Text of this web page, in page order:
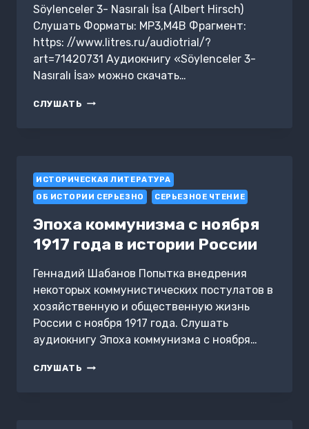
Söylenceler 3- Nasıralı İsa (Albert Hirsch)
Слушать Форматы: MP3,M4B Фрагмент:
https: //www.litres.ru/audiotrial/?
art=71420731 Аудиокнигу «Söylenceler 3-
Nasıralı İsa» можно скачать…
СЛУШАТЬ SÖYLENCELER
ИСТОРИЧЕСКАЯ ЛИТЕРАТУРА
ОБ ИСТОРИИ СЕРЬЕЗНО
СЕРЬЕЗНОЕ ЧТЕНИЕ
Эпоха коммунизма с ноября
1917 года в истории России
Геннадий Шабанов Попытка внедрения
некоторых коммунистических постулатов в
хозяйственную и общественную жизнь
России с ноября 1917 года. Слушать
аудиокнигу Эпоха коммунизма с ноября…
СЛУШАТЬ ЭПОХА